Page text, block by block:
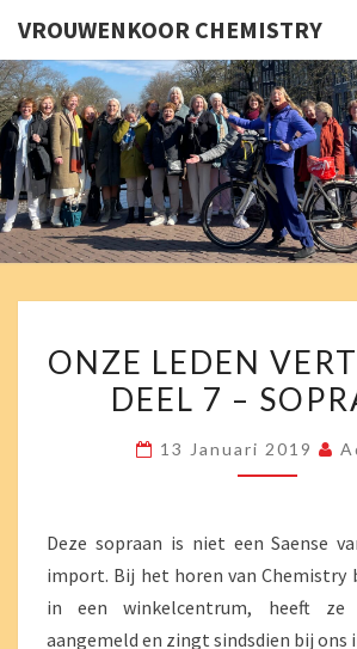
VROUWENKOOR CHEMISTRY
Chemistry
Zingt En
Swingt!
LEDEN
ONZE LEDEN
DEEL 7 –
13 Januari 2019
Deze sopraan is niet een Saense
import. Bij het horen van Chemistry
in een winkelcentrum, heeft ze
aangemeld en zingt sindsdien bij ons